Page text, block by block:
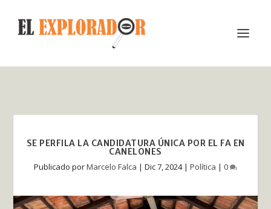
SE PERFILA LA CANDIDATURA ÚNICA POR EL FA EN
CANELONES
Publicado porMarcelo Falca | Dic 7, 2024| Política | 0